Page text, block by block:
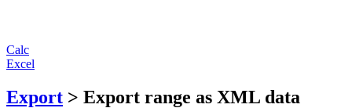
Calc
Excel
Export > Export range as XML data